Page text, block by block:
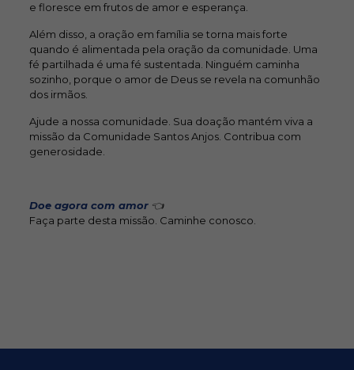
e floresce em frutos de amor e esperança.
Além disso, a oração em família se torna mais forte
quando é alimentada pela oração da comunidade. Uma
fé partilhada é uma fé sustentada. Ninguém caminha
sozinho, porque o amor de Deus se revela na comunhão
dos irmãos.
Ajude a nossa comunidade. Sua doação mantém viva a
missão da Comunidade Santos Anjos. Contribua com
generosidade.
Doe agora com amor👈
Faça parte desta missão. Caminhe conosco.